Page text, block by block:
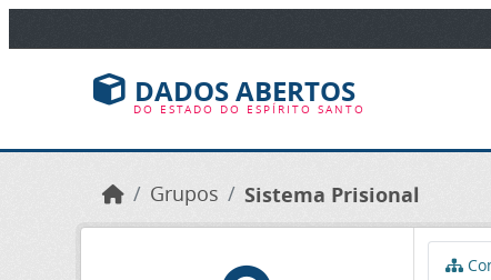
Ir para o conteúdo principal
DADOS ABERTOS
DO ESTADO DO ESPÍRITO SANTO
Grupos Sistema Prisional